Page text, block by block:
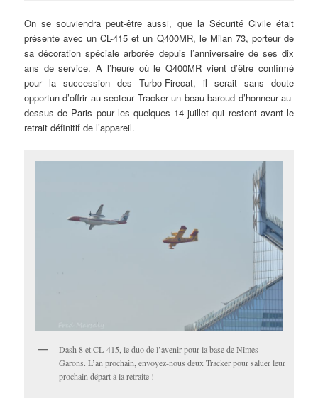
On se souviendra peut-être aussi, que la Sécurité Civile était
présente avec un CL-415 et un Q400MR, le Milan 73, porteur de
sa décoration spéciale arborée depuis l’anniversaire de ses dix
ans de service. A l’heure où le Q400MR vient d’être confirmé
pour la succession des Turbo-Firecat, il serait sans doute
opportun d’offrir au secteur Tracker un beau baroud d’honneur au-
dessus de Paris pour les quelques 14 juillet qui restent avant le
retrait définitif de l’appareil.
Dash 8 et CL-415, le duo de l’avenir pour la base de Nîmes-
Garons. L’an prochain, envoyez-nous deux Tracker pour saluer leur
prochain départ à la retraite !